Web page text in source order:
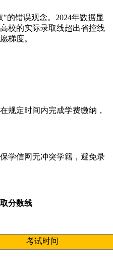
错误观念。2024年数据显
校的实际录取线超出省控线
梯度。
定时间内完成学费缴纳，
信网无冲突学籍，避免录
分数线
考试时间